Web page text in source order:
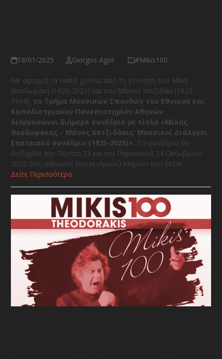
18/01/2025 Giorgos Agor. #Μikis100
Με αφορμή τα εκατό χρόνια από τη γέννηση του Μίκη
Θεοδωράκη (1925-2021) και του Μάνου Χατζιδάκι (1925-
1994), το Τμήμα Μουσικών Σπουδών του Εθνικού και
Καποδιστριακού Πανεπιστημίου Αθηνών
διοργανώνει διήμερο συνέδριο με τίτλο «Μίκης
Θεοδωράκης – Μάνος Χατζιδάκις: Μουσικοί Διάλογοι.
Επετειακό συνέδριο (1925-2025)». Το συνέδριο θα
διεξαχθεί την Πέμπτη 23 και την Παρασκευή 24 Οκτωβρίου
2025 στις αίθουσες του κεντρικού κτηρίου του ΕΚΠΑ.
Δείτε Περισσότερα